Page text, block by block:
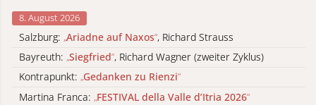
8. August 2026
Salzburg: „Ariadne auf Naxos“, Richard Strauss
Bayreuth: „Siegfried“, Richard Wagner (zweiter Zyklus)
Kontrapunkt: „Gedanken zu Rienzi“
Martina Franca: „FESTIVAL della Valle d’Itria 2026“